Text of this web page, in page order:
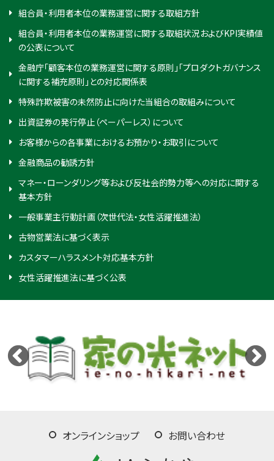
組合員・利用者本位の業務運営に関する取組方針
組合員・利用者本位の業務運営に関する取組状況およびKPI実績値
の公表について
金融庁「顧客本位の業務運営に関する原則」「プロダクトガバナンス
に関する補充原則」との対応関係表
特殊詐欺被害の未然防止に向けた当組合の取組みについて
出資証券の発行停止（ペーパーレス）について
お客様からの各事業におけるお預かり・お取引について
金融商品の勧誘方針
マネー・ローンダリング等および反社会的勢力等への対応に関する
基本方針
一般事業主行動計画（次世代法・女性活躍推進法）
古物営業法に基づく表示
カスタマーハラスメント対応基本方針
女性活躍推進法に基づく公表
オンラインショップ お問い合わせ